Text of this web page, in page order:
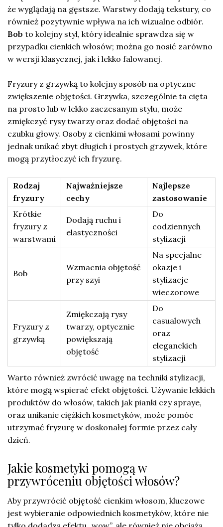
że wyglądają na gęstsze. Warstwy dodają tekstury, co
również pozytywnie wpływa na ich wizualne odbiór.
Bob to kolejny styl, który idealnie sprawdza się w
przypadku cienkich włosów; można go nosić zarówno
w wersji klasycznej, jak i lekko falowanej.
Fryzury z grzywką to kolejny sposób na optyczne
zwiększenie objętości. Grzywka, szczególnie ta cięta
na prosto lub w lekko zaczesanym stylu, może
zmiękczyć rysy twarzy oraz dodać objętości na
czubku głowy. Osoby z cienkimi włosami powinny
jednak unikać zbyt długich i prostych grzywek, które
mogą przytłoczyć ich fryzurę.
Rodzaj
fryzury
Najważniejsze
cechy
Najlepsze
zastosowanie
Krótkie
fryzury z
warstwami
Dodają ruchu i
elastyczności
Do
codziennych
stylizacji
Bob
Wzmacnia objętość
przy szyi
Na specjalne
okazje i
stylizacje
wieczorowe
Fryzury z
grzywką
Zmiękczają rysy
twarzy, optycznie
powiększają
objętość
Do
casualowych
oraz
eleganckich
stylizacji
Warto również zwrócić uwagę na techniki stylizacji,
które mogą wspierać efekt objętości. Używanie lekkich
produktów do włosów, takich jak pianki czy spraye,
oraz unikanie ciężkich kosmetyków, może pomóc
utrzymać fryzurę w doskonałej formie przez cały
dzień.
Jakie kosmetyki pomogą w
przywróceniu objętości włosów?
Aby przywrócić objętość cienkim włosom, kluczowe
jest wybieranie odpowiednich kosmetyków, które nie